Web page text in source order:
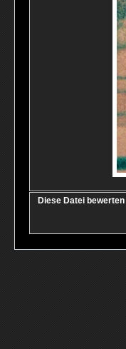
Diese Datei bewerten